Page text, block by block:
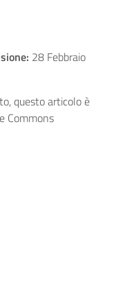
28 Febbraio
questo articolo è
Commons